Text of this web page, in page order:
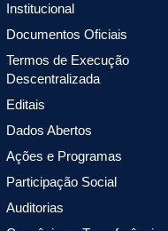
Institucional
Documentos Oficiais
Termos de Execução
Descentralizada
Editais
Dados Abertos
Ações e Programas
Participação Social
Auditorias